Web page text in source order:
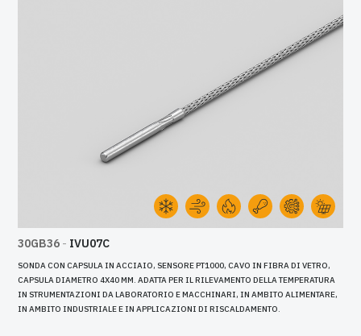
30GB36 - IVU07C
SONDA CON CAPSULA IN ACCIAIO, SENSORE PT1000, CAVO IN FIBRA DI VETRO,
CAPSULA DIAMETRO 4X40 MM. ADATTA PER IL RILEVAMENTO DELLA TEMPERATURA
IN STRUMENTAZIONI DA LABORATORIO E MACCHINARI, IN AMBITO ALIMENTARE,
IN AMBITO INDUSTRIALE E IN APPLICAZIONI DI RISCALDAMENTO.